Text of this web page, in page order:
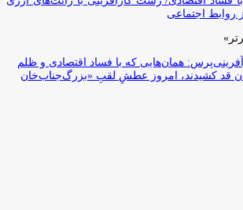
روابط اجتماعی
همان‌هایی که با فساد اقتصادی و ظلم
قد کشیدند، امروز عطشِ لقبِ «بزرگ‌جناب‌خان